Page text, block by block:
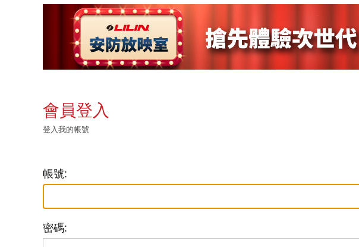
會員登入
登入我的帳號
帳號:
密碼: